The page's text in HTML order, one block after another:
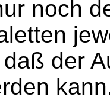
noch
der